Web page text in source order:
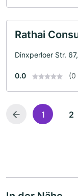
Rathai
Dinxperloer Str.
0.0 (0
1 2